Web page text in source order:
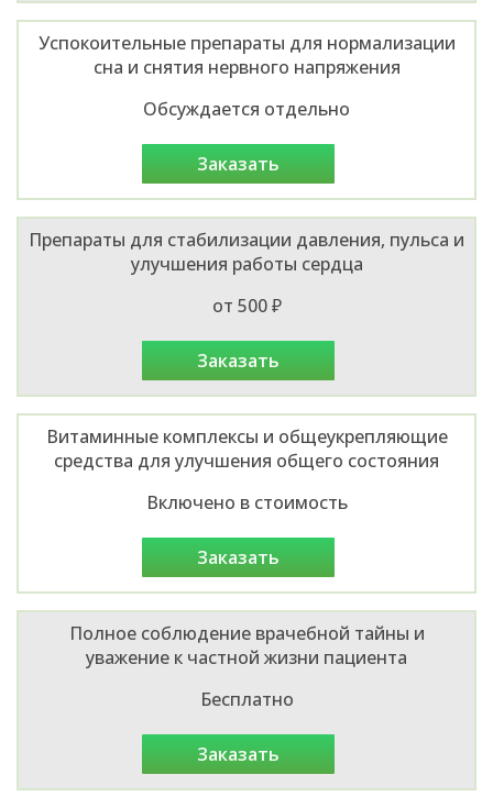
Успокоительные препараты для нормализации
сна и снятия нервного напряжения
Обсуждается отдельно
заказать
Препараты для стабилизации давления, пульса и
улучшения работы сердца
от 500 ₽
заказать
Витаминные комплексы и общеукрепляющие
средства для улучшения общего состояния
Включено в стоимость
заказать
Полное соблюдение врачебной тайны и
уважение к частной жизни пациента
Бесплатно
заказать